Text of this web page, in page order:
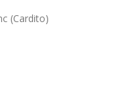
(Cardito)